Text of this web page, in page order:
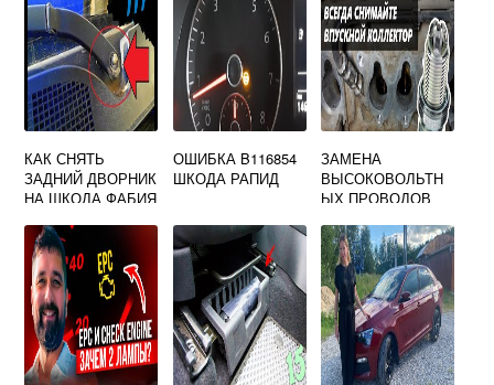
КАК СНЯТЬ
ЗАДНИЙ ДВОРНИК
НА ШКОДА ФАБИЯ
ОШИБКА B116854
ШКОДА РАПИД
ЗАМЕНА
ВЫСОКОВОЛЬТН
ЫХ ПРОВОДОВ